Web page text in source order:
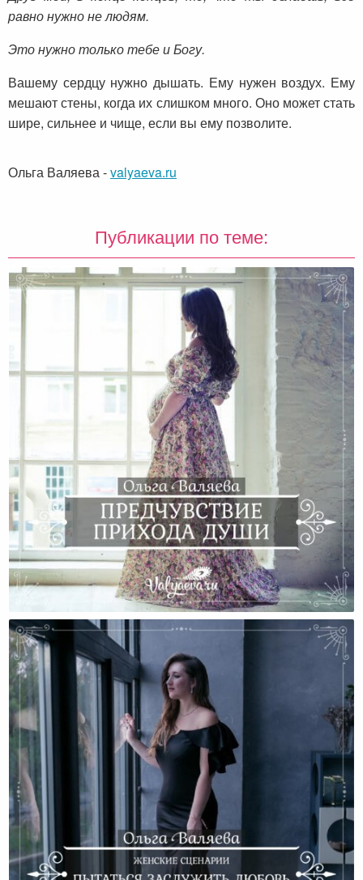
равно нужно не людям.
Это нужно только тебе и Богу.
Вашему сердцу нужно дышать. Ему нужен воздух. Ему
мешают стены, когда их слишком много. Оно может стать
шире, сильнее и чище, если вы ему позволите.
Ольга Валяева-valyaeva.ru
Публикации по теме:
Предчувствие Прихода Души